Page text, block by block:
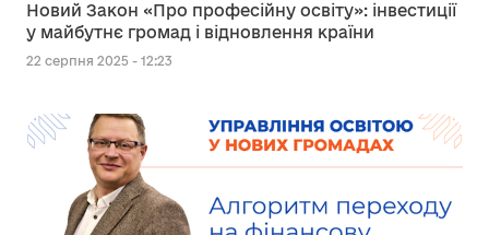
Новий Закон «Про професійну освіту»: інвестиції
у майбутнє громад і відновлення країни
22 серпня 2025 - 12:23